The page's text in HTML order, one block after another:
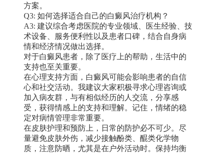
方案。
Q3: 如何选择适合自己的白癜风治疗机构？
A3: 建议综合考虑医院的专业领域、医生经验、技
术设备、服务便利性以及患者口碑，结合自身病
情和经济情况做出选择。
对于白癜风患者，除了医疗上的帮助，生活中的
支持也至关重要。
在心理支持方面，白癜风可能会影响患者的自信
心和社交活动。我建议大家积极寻求心理咨询或
加入病友群，与有相似经历的人交流，分享感
受，获得情感上的支持和理解。记住，情绪的稳
定对病情管理非常重要。
在皮肤护理和预防上，日常的防护必不可少。尽
量避免皮肤外伤，减少接触酚类、醌类化学物
质，注意防晒，尤其是在户外活动时。保持均衡